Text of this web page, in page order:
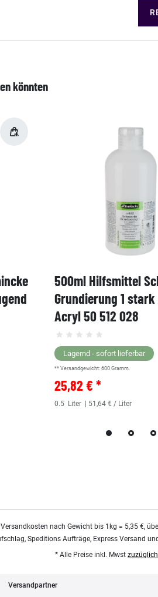
könnten
500ml Hilfsmittel
Grundierung 1
Acryl 50 512 028
Lagernd - sofort lieferbar
** Versandgewicht: 600 Gramm.
25,82 € *
0.5 Liter | 51,64 € / Liter
nach Gewicht bis 1kg = 5,35 €,
Speditions Aufträge, Express Versand
* Alle Preise inkl. Mwst
Versandpartner